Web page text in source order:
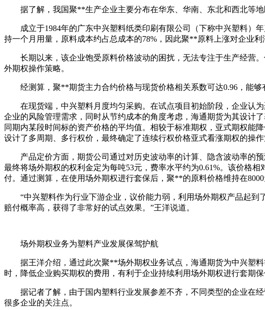
据了解，我国聚**生产企业主要分布在华东、华南、东北和西北等地
成立于1984年的广东中兴塑料纸类印刷有限公司（下称中兴塑料）年
持一个月用量，原料成本约占总成本的78%，因此聚**原料上涨对企业利
长期以来，该企业饱受原料价格波动的困扰，无法专注于生产经营。
外期权操作策略。
经测算，聚**期货主力合约价格与现货价格相关系数可达0.96，能够
在现货端，中兴塑料月度均匀采购。在试点项目初始阶段，企业认为
企业的风险管理需求，同时从节约成本的角度考虑，海通期货为其设计
同期内某段时间标的资产价格的平均值。相较于标准期权，亚式期权能
设计了多周期、多行权价，最终确定了连续行权价格亚式看涨期权的操作
产品定价方面，期货公司通过对历史波动率的计算、隐含波动率的预
最终将场外期权的权利金定为每吨53元，费率水平约为0.61%。该价格
付。通过测算，在使用场外期权进行套保后，聚**的原料价格维持在
“中兴塑料作为行业下游企业，议价能力弱，利用场外期权产品起到
赔付概率高，获得了非常好的试点效果。”王洋说道。
场外期权业务为塑料产业发展保驾护航
据王洋介绍，通过此次聚**场外期权业务试点，海通期货为中兴塑料
时，降低企业购买期权的费用，有利于企业持续利用场外期权进行套期保
据记者了解，由于国内塑料行业发展参差不齐，不同类型的企业在经
很多企业的关注点。